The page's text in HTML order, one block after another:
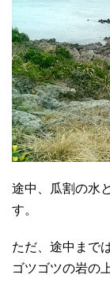
途中、瓜割の水
す。
ただ、途中まで
ゴツゴツの岩の